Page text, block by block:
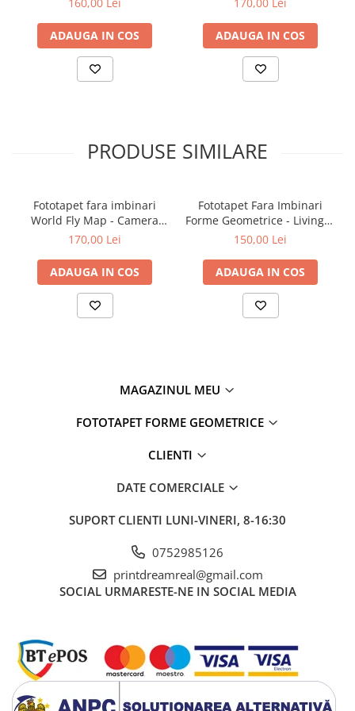
ADAUGA IN COS ADAUGA IN COS
PRODUSE SIMILARE
Fototapet fara imbinari
World Fly Map - Camera
Copilului
170,00 Lei
ADAUGA IN COS
Fototapet Fara Imbinari
Forme Geometrice - Living &
Dormitor
150,00 Lei
ADAUGA IN COS
MAGAZINUL MEU
FOTOTAPET FORME GEOMETRICE
CLIENTI
DATE COMERCIALE
SUPORT CLIENTI LUNI-VINERI, 8-16:30
0752985126
printdreamreal@gmail.com
SOCIAL URMARESTE-NE IN SOCIAL MEDIA